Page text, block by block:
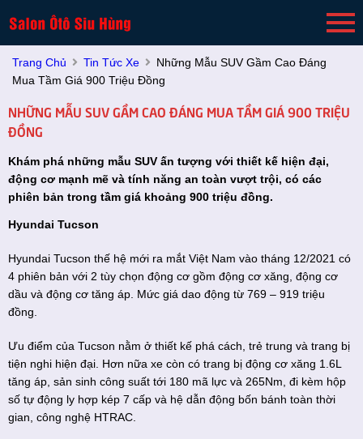
Trang Chủ Tin Tức Xe
Những Mẫu SUV Gầm Cao Đáng
Mua Tầm Giá 900 Triệu Đồng
NHỮNG MẪU SUV GẦM CAO ĐÁNG MUA TẦM GIÁ 900 TRIỆU
ĐỒNG
Khám phá những mẫu SUV ấn tượng với thiết kế hiện đại,
động cơ mạnh mẽ và tính năng an toàn vượt trội, có các
phiên bản trong tầm giá khoảng 900 triệu đồng.
Hyundai Tucson
Hyundai Tucson thế hệ mới ra mắt Việt Nam vào tháng 12/2021 có
4 phiên bản với 2 tùy chọn động cơ gồm động cơ xăng, động cơ
dầu và động cơ tăng áp. Mức giá dao động từ 769 – 919 triệu
đồng.
Ưu điểm của Tucson nằm ở thiết kế phá cách, trẻ trung và trang bị
tiện nghi hiện đại. Hơn nữa xe còn có trang bị động cơ xăng 1.6L
tăng áp, sản sinh công suất tới 180 mã lực và 265Nm, đi kèm hộp
số tự động ly hợp kép 7 cấp và hệ dẫn động bốn bánh toàn thời
gian, công nghệ HTRAC.